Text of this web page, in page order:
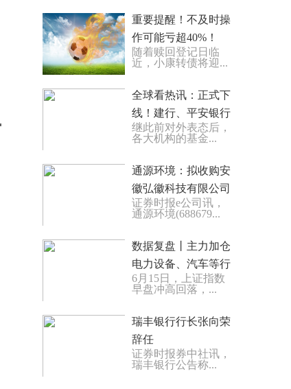
重要提醒！不及时操
作可能亏超40%！
（附指南）
随着赎回登记日临
近，小康转债将迎...
全球看热讯：正式下
线！建行、平安银行
带头，这些机构在行
擦边球"…
继此前对外表态后，
各大机构的基金...
通源环境：拟收购安
徽弘徽科技有限公司
不少于51%股权 世界
证券时报e公司讯，
通源环境(688679...
数据复盘丨主力加仓
电力设备、汽车等行
业 北向资金抢筹宁德
6月15日，上证指数
早盘冲高回落，...
瑞丰银行行长张向荣
辞任
证券时报券中社讯，
瑞丰银行公告称...